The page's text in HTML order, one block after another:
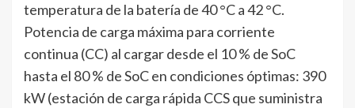
temperatura de la batería de 40 °C a 42 °C.
Potencia de carga máxima para corriente
continua (CC) al cargar desde el 10 % de SoC
hasta el 80 % de SoC en condiciones óptimas: 390
kW (estación de carga rápida CCS que suministra